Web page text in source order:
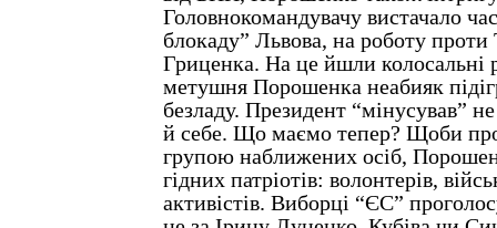
Головнокомандувачу вистачало
блокаду” Львова, на роботу
Гриценка. На це йшли колосальні
метушня Порошенка неабияк
безладу. Президент “мінусував”
й себе. Що маємо тепер? Щоби
групою наближених осіб,
гідних патріотів: волонтерів,
активістів. Виборці “ЄС”